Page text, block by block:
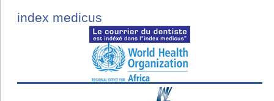
index medicus